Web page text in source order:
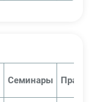
Семинары